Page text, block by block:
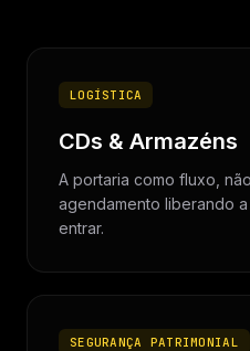
LOGÍSTICA
CDs & Armazéns
A portaria como fluxo,
agendamento liberando
entrar.
SEGURANÇA PATRIMONIAL